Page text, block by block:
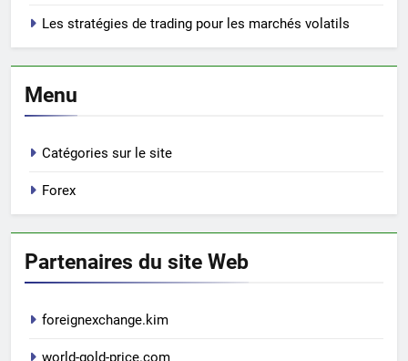
Les stratégies de trading pour les marchés volatils
Menu
Catégories sur le site
Forex
Partenaires du site Web
foreignexchange.kim
world-gold-price.com